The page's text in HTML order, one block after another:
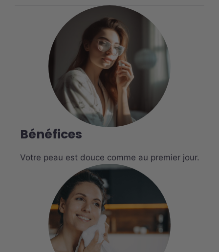
Bénéfices
Votre peau est douce comme au premier jour.